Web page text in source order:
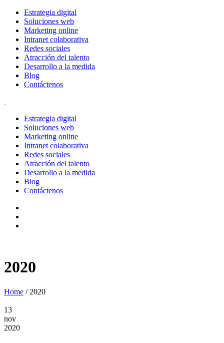
Estrategia digital
Soluciones web
Marketing online
Intranet colaborativa
Redes sociales
Atracción del talento
Desarrollo a la medida
Blog
Contáctenos
Estrategia digital
Soluciones web
Marketing online
Intranet colaborativa
Redes sociales
Atracción del talento
Desarrollo a la medida
Blog
Contáctenos
2020
Home / 2020
13
nov
2020